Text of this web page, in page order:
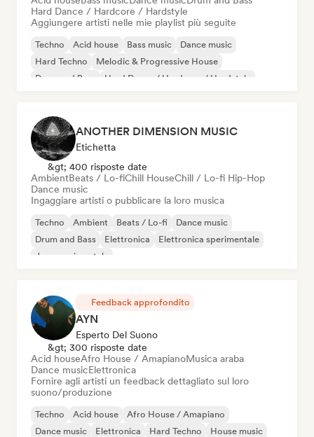
Hard Dance / Hardcore / Hardstyle
Aggiungere artisti nelle mie playlist più seguite
Techno Acid house Bass music
Dance music
Hard Techno
Melodic & Progressive House
Drum and Bass
Hard Dance / Hardcore / Hardstyle
ANOTHER DIMENSION MUSIC
Etichetta
&gt; 400 risposte date
AmbientBeats / Lo-fiChill HouseChill / Lo-fi Hip-Hop
Dance music
Ingaggiare artisti o pubblicare la loro musica
Techno Ambient Beats / Lo-fi
Dance music
Drum and Bass
Elettronica
Elettronica sperimentale
Jazz sperimentale
Feedback approfondito
AYN
Esperto Del Suono
&gt; 300 risposte date
Acid houseAfro House / AmapianoMusica araba
Dance musicElettronica
Fornire agli artisti un feedback dettagliato sul loro
suono/produzione
Techno Acid house
Afro House / Amapiano
Dance music
Elettronica Hard Techno
House music